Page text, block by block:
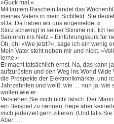
»Guck mal.«
Mit lautem Rascheln landet das
meines Vaters in mein Sichtfeld. Sie
»Da. Da haben wir uns angemeldet.«
Stolz schwingt in seiner Stimme mit. Ich
Senioren ins Netz – Einführungskurs für
Oh, oh! »Wie jetzt?«, sage ich ein wenig
Mein Vater steht neben mir und nickt.
lerne.«
Er macht tatsächlich ernst. Na, das kann
aufzurüsten und den Weg ins World
die Prospekte der Elektronikmärkte, und
Jahrzehnten und weiß, wie … nun ja, wie
wollen wie er.
Verstehen Sie mich nicht falsch: Der
ein Beispiel zu nennen, hege aber
mich jederzeit gern zitieren. (Und falls
Aber …